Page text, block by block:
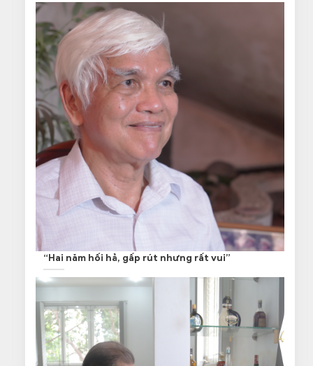
“Hai năm hối hả, gấp rút nhưng rất vui”